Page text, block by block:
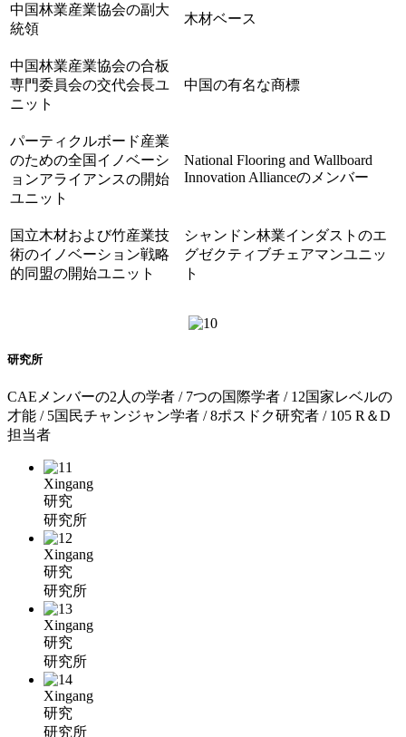
中国林業産業協会の副大
統領
木材ベース
中国林業産業協会の合板
専門委員会の交代会長ユ
ニット
中国の有名な商標
パーティクルボード産業
のための全国イノベーシ
ョンアライアンスの開始
ユニット
National Flooring and Wallboard
Innovation Allianceのメンバー
国立木材および竹産業技
術のイノベーション戦略
的同盟の開始ユニット
シャンドン林業インダストのエ
グゼクティブチェアマンユニッ
ト
研究所
CAEメンバーの2人の学者 / 7つの国際学者 / 12国家レベルの
才能 / 5国民チャンジャン学者 / 8ポスドク研究者 / 105 R＆D
担当者
Xingang
研究
研究所
Xingang
研究
研究所
Xingang
研究
研究所
Xingang
研究
研究所